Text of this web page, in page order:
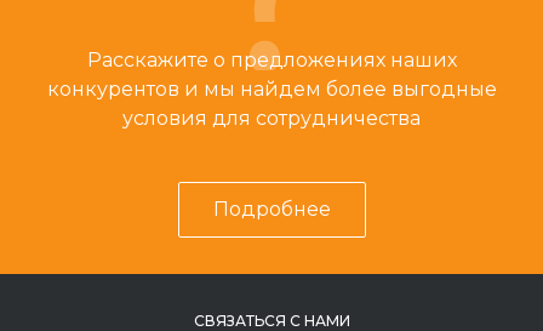
Расскажите о предложениях наших
конкурентов и мы найдем более выгодные
условия для сотрудничества
Подробнее
СВЯЗАТЬСЯ С НАМИ